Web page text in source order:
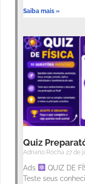
Saiba mais »
Quiz
Adriano Rocha 27 de
Ads
QUIZ DE
Teste seus